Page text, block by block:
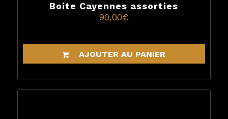
Boite Cayennes assorties
90,00€
AJOUTER AU PANIER